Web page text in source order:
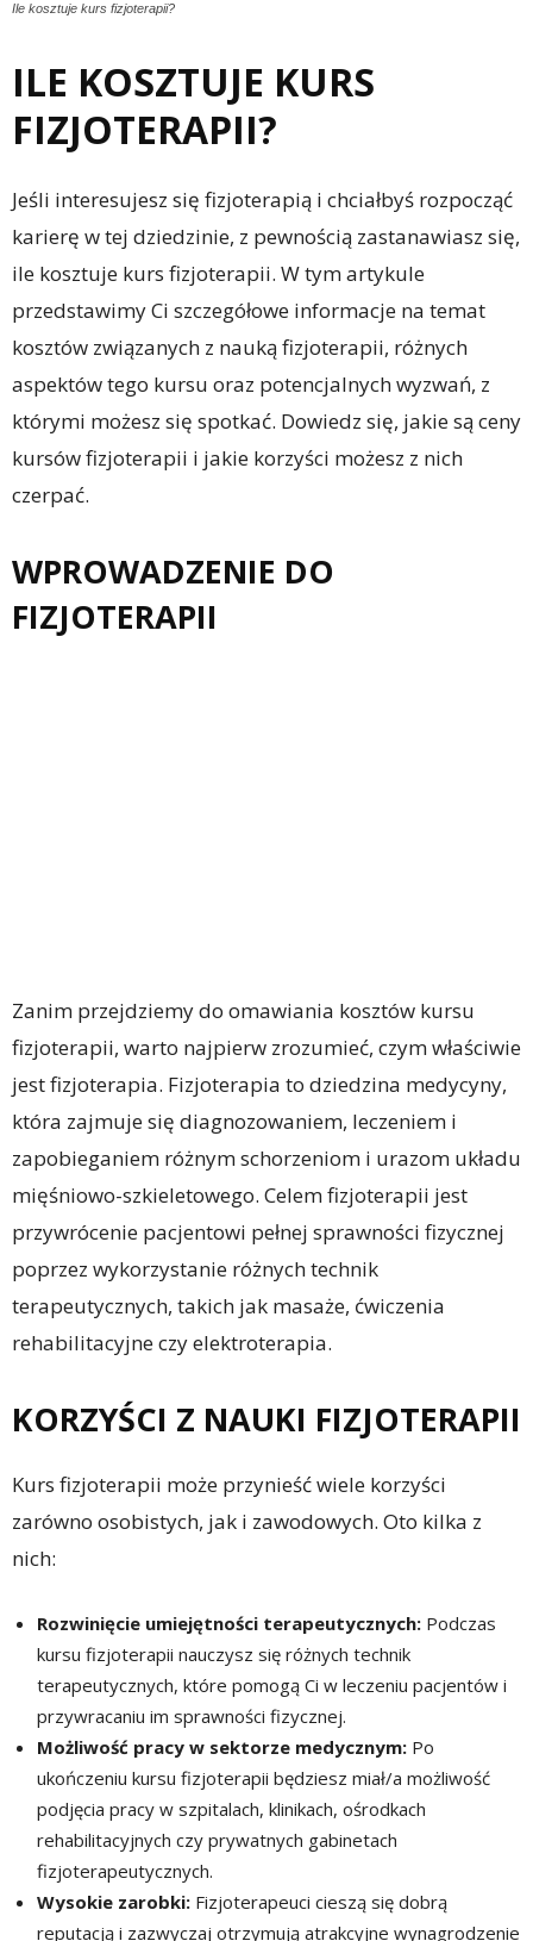
Ile kosztuje kurs fizjoterapii?
ILE KOSZTUJE KURS
FIZJOTERAPII?
Jeśli interesujesz się fizjoterapią i chciałbyś rozpocząć
karierę w tej dziedzinie, z pewnością zastanawiasz się,
ile kosztuje kurs fizjoterapii. W tym artykule
przedstawimy Ci szczegółowe informacje na temat
kosztów związanych z nauką fizjoterapii, różnych
aspektów tego kursu oraz potencjalnych wyzwań, z
którymi możesz się spotkać. Dowiedz się, jakie są ceny
kursów fizjoterapii i jakie korzyści możesz z nich
czerpać.
WPROWADZENIE DO
FIZJOTERAPII
Zanim przejdziemy do omawiania kosztów kursu
fizjoterapii, warto najpierw zrozumieć, czym właściwie
jest fizjoterapia. Fizjoterapia to dziedzina medycyny,
która zajmuje się diagnozowaniem, leczeniem i
zapobieganiem różnym schorzeniom i urazom układu
mięśniowo-szkieletowego. Celem fizjoterapii jest
przywrócenie pacjentowi pełnej sprawności fizycznej
poprzez wykorzystanie różnych technik
terapeutycznych, takich jak masaże, ćwiczenia
rehabilitacyjne czy elektroterapia.
KORZYŚCI Z NAUKI FIZJOTERAPII
Kurs fizjoterapii może przynieść wiele korzyści
zarówno osobistych, jak i zawodowych. Oto kilka z
nich:
Rozwinięcie umiejętności terapeutycznych: Podczas
kursu fizjoterapii nauczysz się różnych technik
terapeutycznych, które pomogą Ci w leczeniu pacjentów i
przywracaniu im sprawności fizycznej.
Możliwość pracy w sektorze medycznym: Po
ukończeniu kursu fizjoterapii będziesz miał/a możliwość
podjęcia pracy w szpitalach, klinikach, ośrodkach
rehabilitacyjnych czy prywatnych gabinetach
fizjoterapeutycznych.
Wysokie zarobki: Fizjoterapeuci cieszą się dobrą
reputacją i zazwyczaj otrzymują atrakcyjne wynagrodzenie